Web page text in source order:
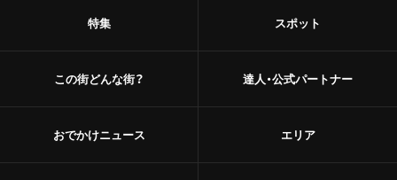
特集
この街どんな街？
おでかけニュース
スポット
達人・公式パートナー
エリア